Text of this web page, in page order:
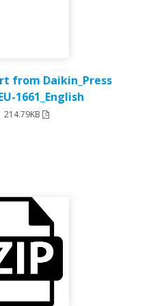
from Daikin_Press
1661_English